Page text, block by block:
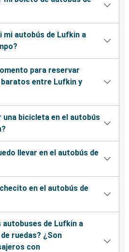
mi autobús de Lufkin a
para reservar
entre Lufkin y
bicicleta en el autobús
llevar en el autobús de
en el autobús de
autobuses de Lufkin a
ruedas? ¿Son
con